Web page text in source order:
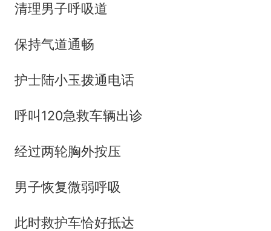
清理男子呼吸道
保持气道通畅
护士陆小玉拨通电话
呼叫120急救车辆出诊
经过两轮胸外按压
男子恢复微弱呼吸
此时救护车恰好抵达